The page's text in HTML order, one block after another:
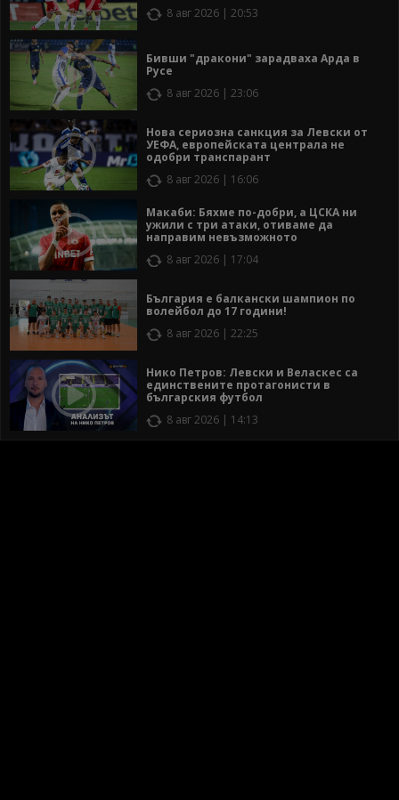
8 авг 2026 | 20:53
Бивши "дракони" зарадваха Арда в
Русе
8 авг 2026 | 23:06
Нова сериозна санкция за Левски от
УЕФА, европейската централа не
одобри транспарант
8 авг 2026 | 16:06
Макаби: Бяхме по-добри, а ЦСКА ни
ужили с три атаки, отиваме да
направим невъзможното
8 авг 2026 | 17:04
България е балкански шампион по
волейбол до 17 години!
8 авг 2026 | 22:25
Нико Петров: Левски и Веласкес са
единствените протагонисти в
българския футбол
8 авг 2026 | 14:13